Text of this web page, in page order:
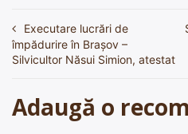
Navigare
în
Executare lucrări de
împădurire în Braşov –
Silvicultor Năsui Simion, atestat
Adaugă o